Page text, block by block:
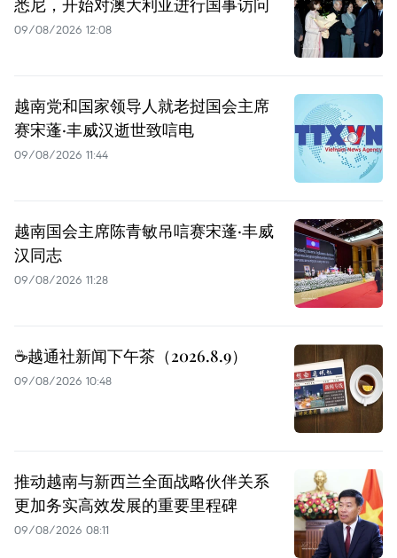
悉尼，开始对澳大利亚进行国事访问
09/08/2026 12:08
越南党和国家领导人就老挝国会主席
赛宋蓬·丰威汉逝世致唁电
09/08/2026 11:44
越南国会主席陈青敏吊唁赛宋蓬·丰威
汉同志
09/08/2026 11:28
☕️越通社新闻下午茶（2026.8.9）
09/08/2026 10:48
推动越南与新西兰全面战略伙伴关系
更加务实高效发展的重要里程碑
09/08/2026 08:11